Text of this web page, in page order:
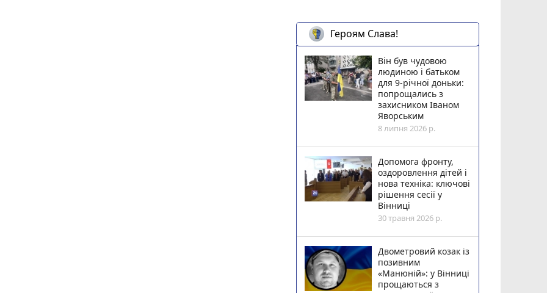
Героям Слава!
Він був чудовою
людиною і батьком
для 9-річної доньки:
попрощались з
захисником Іваном
Яворським
8 липня 2026 р.
Допомога фронту,
оздоровлення дітей і
нова техніка: ключові
рішення сесії у
Вінниці
30 травня 2026 р.
Двометровий козак із
позивним
«Манюній»: у Вінниці
прощаються з